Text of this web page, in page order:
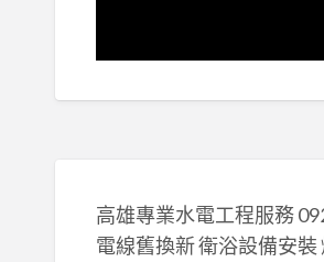
高雄專業水電工程服務
電線舊換新 衛浴設備安